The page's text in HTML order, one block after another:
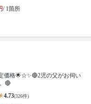
/ 1箇所
価格🌟☆✨🔴2児の父がお伺い
🔴
4.73(326件)